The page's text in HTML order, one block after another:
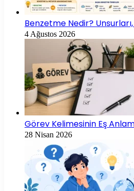
Benzetme Nedir?
4 Ağustos 2026
Görev Kelimesinin Eş
28 Nisan 2026